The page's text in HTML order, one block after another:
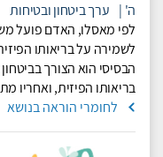
ה' | ערך ביטחון ובטיחות
לפי מאסלו, האדם פועל
לשמירה על בריאותו
הבסיסי הוא הצורך
בריאותו הפיזית, ואחריו
לחומרי הוראה בנושא